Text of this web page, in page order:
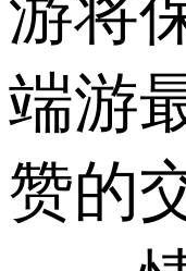
游将
端游
赞的